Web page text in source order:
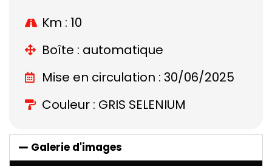
Km : 10
Boîte : automatique
Mise en circulation : 30/06/2025
Couleur : GRIS SELENIUM
Galerie d'images